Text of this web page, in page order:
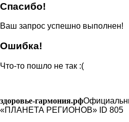
Спасибо!
Ваш запрос успешно выполнен!
Ошибка!
Что-то пошло не так :(
здоровье-гармония.рф
«ПЛАНЕТА РЕГИОНОВ» ID 805